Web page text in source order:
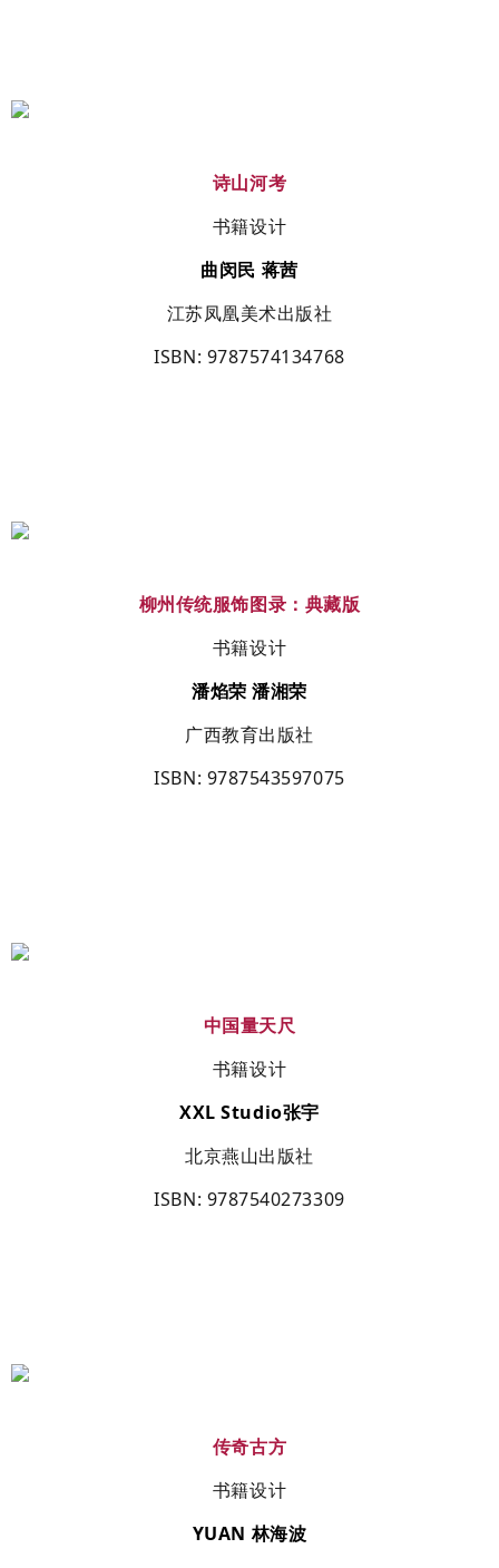
诗山河考
书籍设计
曲闵民 蒋茜
江苏凤凰美术出版社
ISBN: 9787574134768
柳州传统服饰图录：典藏版
书籍设计
潘焰荣潘湘荣
广西教育出版社
ISBN: 9787543597075
中国量天尺
书籍设计
XXL Studio张宇
北京燕山出版社
ISBN: 9787540273309
传奇古方
书籍设计
YUAN林海波